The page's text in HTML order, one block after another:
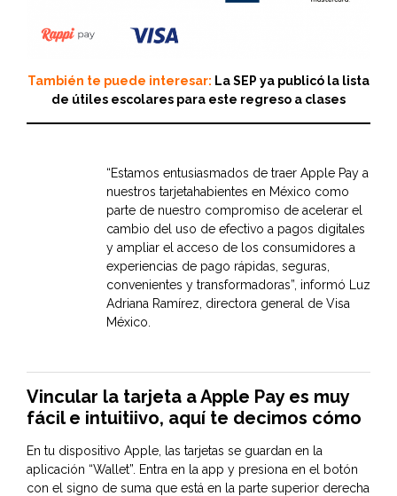
También te puede interesar: La SEP ya publicó la lista
de útiles escolares para este regreso a clases
“Estamos entusiasmados de traer Apple Pay a
nuestros tarjetahabientes en México como
parte de nuestro compromiso de acelerar el
cambio del uso de efectivo a pagos digitales
y ampliar el acceso de los consumidores a
experiencias de pago rápidas, seguras,
convenientes y transformadoras”, informó Luz
Adriana Ramírez, directora general de Visa
México.
Vincular la tarjeta a Apple Pay es muy
fácil e intuitiivo, aquí te decimos cómo
En tu dispositivo Apple, las tarjetas se guardan en la
aplicación “Wallet”. Entra en la app y presiona en el botón
con el signo de suma que está en la parte superior derecha